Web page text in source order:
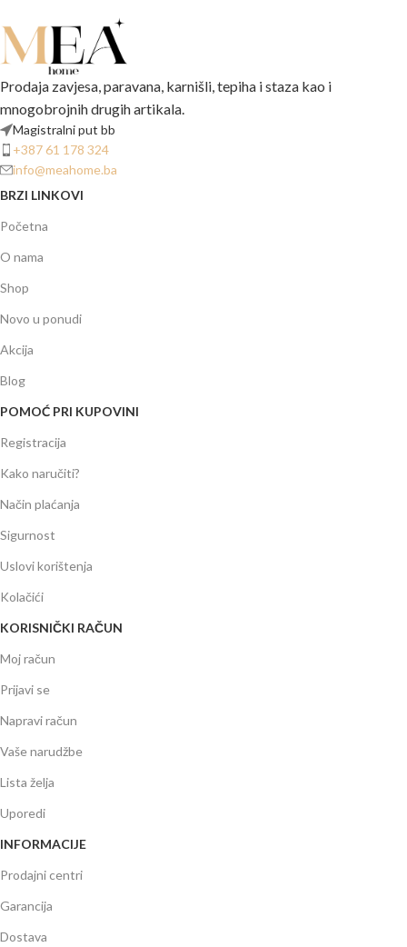
Prodaja zavjesa, paravana, karnišli, tepiha i staza kao i
mnogobrojnih drugih artikala.
Magistralni put bb
+387 61 178 324
info@meahome.ba
BRZI LINKOVI
Početna
O nama
Shop
Novo u ponudi
Akcija
Blog
POMOĆ PRI KUPOVINI
Registracija
Kako naručiti?
Način plaćanja
Sigurnost
Uslovi korištenja
Kolačići
KORISNIČKI RAČUN
Moj račun
Prijavi se
Napravi račun
Vaše narudžbe
Lista želja
Uporedi
INFORMACIJE
Prodajni centri
Garancija
Dostava